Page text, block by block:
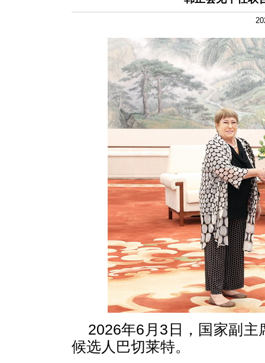
2026年6月3日，国家副
候选人巴切莱特。